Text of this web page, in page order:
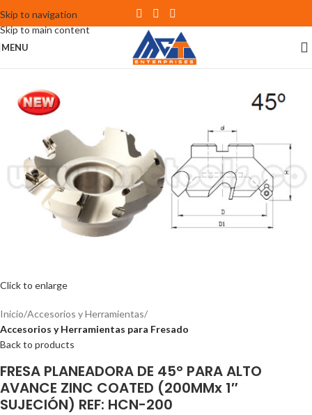
Skip to navigation
Skip to main content
MENU
Click to enlarge
Inicio Accesorios y Herramientas
Accesorios y Herramientas para Fresado
Back to products
FRESA PLANEADORA DE 45° PARA ALTO
AVANCE ZINC COATED (200MMx 1″
SUJECIÓN) REF: HCN-200